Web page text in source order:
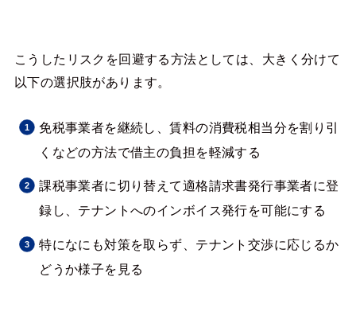
こうしたリスクを回避する方法としては、大きく分けて
以下の選択肢があります。
免税事業者を継続し、賃料の消費税相当分を割り引
くなどの方法で借主の負担を軽減する
課税事業者に切り替えて適格請求書発行事業者に登
録し、テナントへのインボイス発行を可能にする
特になにも対策を取らず、テナント交渉に応じるか
どうか様子を見る